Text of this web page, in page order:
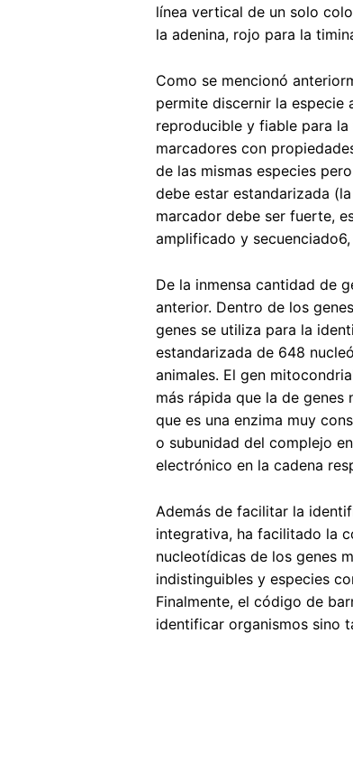
línea vertical de un solo
la adenina, rojo para la
Como se mencionó
permite discernir la especie
reproducible y fiable para
marcadores con
de las mismas especies
debe estar estandarizada
marcador debe ser fuerte,
amplificado y secuenciado6,
De la inmensa cantidad de
anterior. Dentro de los
genes se utiliza para la
estandarizada de 648
animales. El gen
más rápida que la de
que es una enzima muy
o subunidad del complejo
electrónico en la cadena
Además de facilitar la
integrativa, ha facilitado la
nucleotídicas de los genes
indistinguibles y especies
Finalmente, el código de
identificar organismos sino